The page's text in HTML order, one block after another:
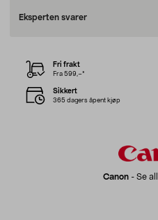
Eksperten svarer
Canon- Se
Fri frakt
Fra 599,–*
Sikkert
365 dagers åpent kjøp